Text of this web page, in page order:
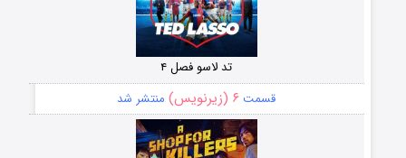
تد لاسو فصل ۴
قسمت ۶ (زیرنویس) منتشر شد